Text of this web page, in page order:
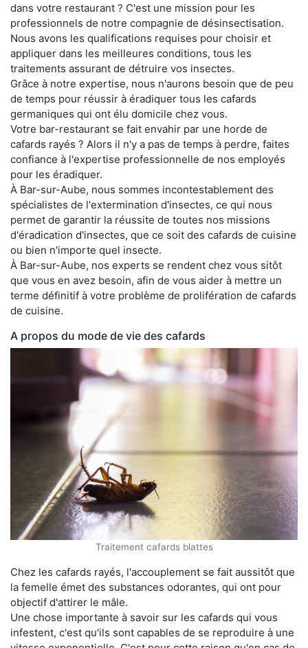
dans votre restaurant ? C'est une mission pour les
professionnels de notre compagnie de désinsectisation.
Nous avons les qualifications requises pour choisir et
appliquer dans les meilleures conditions, tous les
traitements assurant de détruire vos insectes.
Grâce à notre expertise, nous n'aurons besoin que de peu
de temps pour réussir à éradiquer tous les cafards
germaniques qui ont élu domicile chez vous.
Votre bar-restaurant se fait envahir par une horde de
cafards rayés ? Alors il n'y a pas de temps à perdre, faites
confiance à l'expertise professionnelle de nos employés
pour les éradiquer.
À Bar-sur-Aube, nous sommes incontestablement des
spécialistes de l'extermination d'insectes, ce qui nous
permet de garantir la réussite de toutes nos missions
d'éradication d'insectes, que ce soit des cafards de cuisine
ou bien n'importe quel insecte.
À Bar-sur-Aube, nos experts se rendent chez vous sitôt
que vous en avez besoin, afin de vous aider à mettre un
terme définitif à votre problème de prolifération de cafards
de cuisine.
A propos du mode de vie des cafards
Traitement cafards blattes
Chez les cafards rayés, l'accouplement se fait aussitôt que
la femelle émet des substances odorantes, qui ont pour
objectif d'attirer le mâle.
Une chose importante à savoir sur les cafards qui vous
infestent, c'est qu'ils sont capables de se reproduire à une